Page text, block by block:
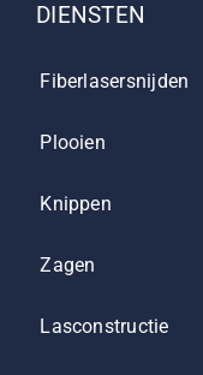
DIENSTEN
Fiberlasersnijden
Plooien
Knippen
Zagen
Lasconstructie